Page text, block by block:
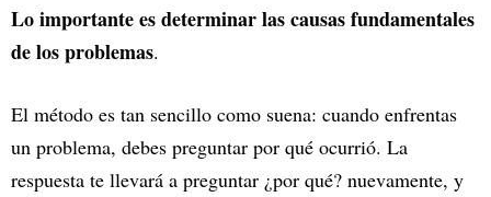
Lo importante es determinar las causas fundamentales
de los problemas.
El método es tan sencillo como suena: cuando enfrentas
un problema, debes preguntar por qué ocurrió. La
respuesta te llevará a preguntar ¿por qué? nuevamente, y